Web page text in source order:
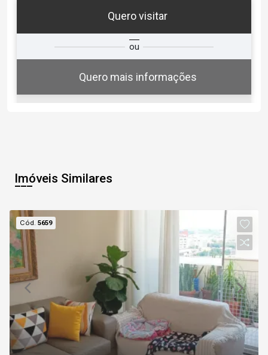
Quero visitar
ou
Quero mais informações
Qual o melhor dia e horário para
você?
08
Aug/Sat
09
Aug/Sun
10
Aug/Mon
11:00
11:30
12:00
Continuar
Imóveis Similares
Cód.5659